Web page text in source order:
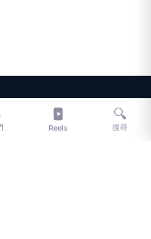
，提供即時新聞、生活、健康、
Reels
🔍
搜尋